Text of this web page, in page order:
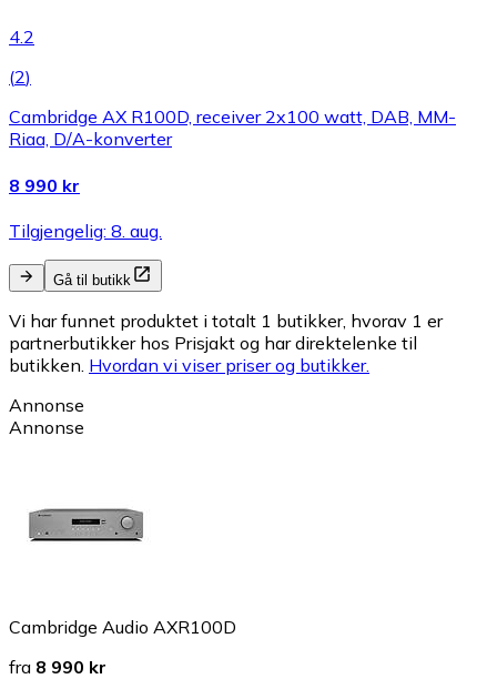
4.2
(2)
Cambridge AX R100D, receiver 2x100 watt, DAB, MM-
Riaa, D/A-konverter
8 990 kr
Tilgjengelig: 8. aug.
Gå til butikk
Vi har funnet produktet i totalt 1 butikker, hvorav 1 er
partnerbutikker hos Prisjakt og har direktelenke til
butikken. Hvordan vi viser priser og butikker.
Annonse
Annonse
Cambridge Audio AXR100D
fra 8 990 kr